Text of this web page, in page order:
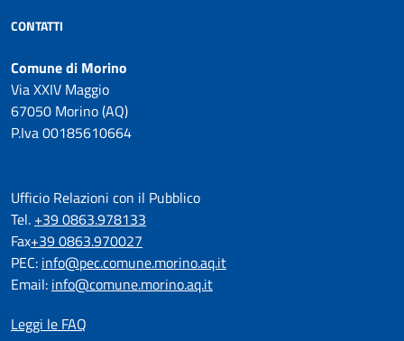
CONTATTI
Comune di Morino
Via XXIV Maggio
67050 Morino (AQ)
P.Iva 00185610664
Ufficio Relazioni con il Pubblico
Tel. +39 0863.978133
Fax+39 0863.970027
PEC: info@pec.comune.morino.aq.it
Email: info@comune.morino.aq.it
Leggi le FAQ